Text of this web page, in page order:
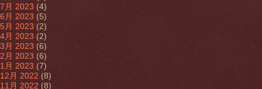
7月 2023 (4)
6月 2023 (5)
5月 2023 (2)
4月 2023 (2)
3月 2023 (6)
2月 2023 (6)
1月 2023 (7)
12月 2022 (8)
11月 2022 (8)